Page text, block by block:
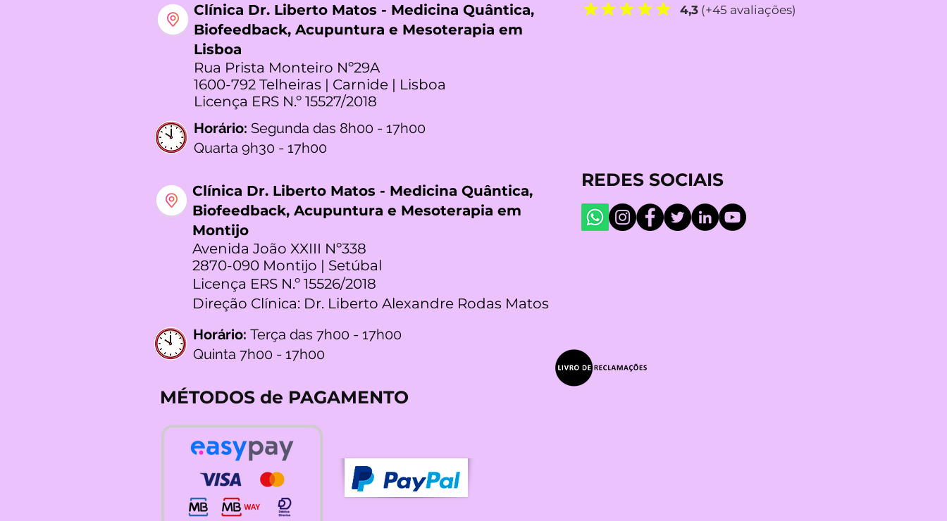
Clínica Dr. Liberto Matos - Medicina Quântica,
Biofeedback, Acupuntura e Mesoterapia em
Lisboa
Rua Prista Monteiro Nº29A
1600-792 Telheiras | Carnide | Lisboa
Licença ERS N.º 15527/2018
4,3 (+45 avaliações)
Horário: Segunda das 8h00 - 17h00
Quarta 9h30 - 17h00
Clínica Dr. Liberto Matos - Medicina Quântica,
Biofeedback, Acupuntura e Mesoterapia em
Montijo
Avenida João XXIII Nº338
2870-090 Montijo | Setúbal
Licença ERS N.º 15526/2018
Direção Clínica: Dr. Liberto Alexandre Rodas Matos
REDES SOCIAIS
Horário: Terça das 7h00 - 17h00
Quinta 7h00 - 17h00
MÉTODOS de PAGAMENTO